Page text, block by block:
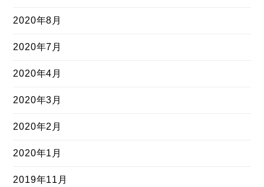
2020年8月
2020年7月
2020年4月
2020年3月
2020年2月
2020年1月
2019年11月